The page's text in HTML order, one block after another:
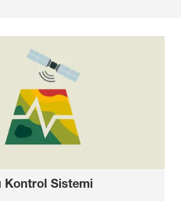
Kontrol Sistemi